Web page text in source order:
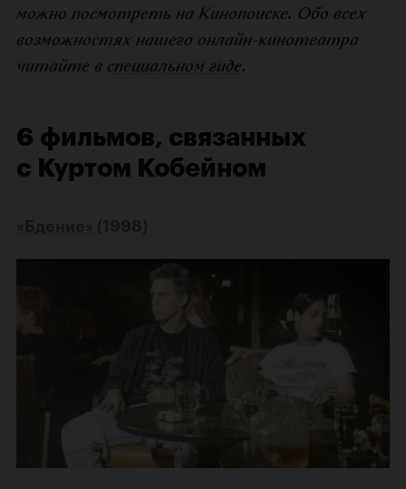
можно посмотреть на Кинопоиске. Обо всех
возможностях нашего онлайн-кинотеатра
читайте в специальном гиде.
6 фильмов, связанных
с Куртом Кобейном